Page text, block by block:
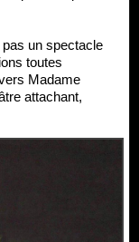
un spectacle
toutes
Madame
attachant,